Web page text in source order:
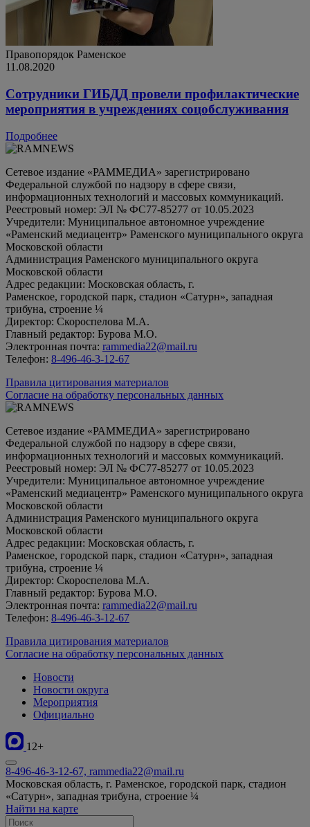
Правопорядок Раменское
11.08.2020
Сотрудники ГИБДД провели профилактические
мероприятия в учреждениях соцобслуживания
Подробнее
Сетевое издание «РАММЕДИА» зарегистрировано
Федеральной службой по надзору в сфере связи,
информационных технологий и массовых коммуникаций.
Реестровый номер: ЭЛ № ФС77-85277 от 10.05.2023
Учредители: Муниципальное автономное учреждение
«Раменский медиацентр» Раменского муниципального округа
Московской области
Администрация Раменского муниципального округа
Московской области
Адрес редакции: Московская область, г.
Раменское, городской парк, стадион «Сатурн», западная
трибуна, строение ¼
Директор: Скороспелова М.А.
Главный редактор: Бурова М.О.
Электронная почта: rammedia22@mail.ru
Телефон: 8-496-46-3-12-67
Правила цитирования материалов
Согласие на обработку персональных данных
Сетевое издание «РАММЕДИА» зарегистрировано
Федеральной службой по надзору в сфере связи,
информационных технологий и массовых коммуникаций.
Реестровый номер: ЭЛ № ФС77-85277 от 10.05.2023
Учредители: Муниципальное автономное учреждение
«Раменский медиацентр» Раменского муниципального округа
Московской области
Администрация Раменского муниципального округа
Московской области
Адрес редакции: Московская область, г.
Раменское, городской парк, стадион «Сатурн», западная
трибуна, строение ¼
Директор: Скороспелова М.А.
Главный редактор: Бурова М.О.
Электронная почта: rammedia22@mail.ru
Телефон: 8-496-46-3-12-67
Правила цитирования материалов
Согласие на обработку персональных данных
Новости
Новости округа
Мероприятия
Официально
12+
8-496-46-3-12-67, rammedia22@mail.ru
Московская область, г. Раменское, городской парк, стадион
«Сатурн», западная трибуна, строение ¼
Найти на карте